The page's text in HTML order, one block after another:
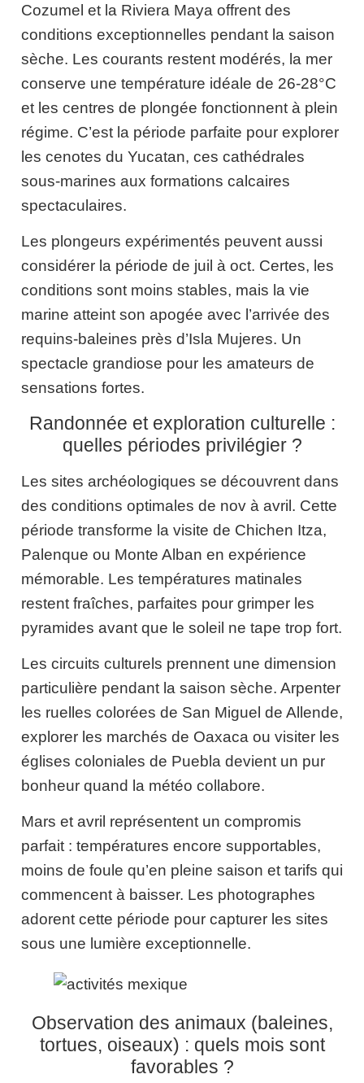
Cozumel et la Riviera Maya offrent des
conditions exceptionnelles pendant la saison
sèche. Les courants restent modérés, la mer
conserve une température idéale de 26-28°C
et les centres de plongée fonctionnent à plein
régime. C’est la période parfaite pour explorer
les cenotes du Yucatan, ces cathédrales
sous-marines aux formations calcaires
spectaculaires.
Les plongeurs expérimentés peuvent aussi
considérer la période de juil à oct. Certes, les
conditions sont moins stables, mais la vie
marine atteint son apogée avec l’arrivée des
requins-baleines près d’Isla Mujeres. Un
spectacle grandiose pour les amateurs de
sensations fortes.
Randonnée et exploration culturelle :
quelles périodes privilégier ?
Les sites archéologiques se découvrent dans
des conditions optimales de nov à avril. Cette
période transforme la visite de Chichen Itza,
Palenque ou Monte Alban en expérience
mémorable. Les températures matinales
restent fraîches, parfaites pour grimper les
pyramides avant que le soleil ne tape trop fort.
Les circuits culturels prennent une dimension
particulière pendant la saison sèche. Arpenter
les ruelles colorées de San Miguel de Allende,
explorer les marchés de Oaxaca ou visiter les
églises coloniales de Puebla devient un pur
bonheur quand la météo collabore.
Mars et avril représentent un compromis
parfait : températures encore supportables,
moins de foule qu’en pleine saison et tarifs qui
commencent à baisser. Les photographes
adorent cette période pour capturer les sites
sous une lumière exceptionnelle.
Observation des animaux (baleines,
tortues, oiseaux) : quels mois sont
favorables ?